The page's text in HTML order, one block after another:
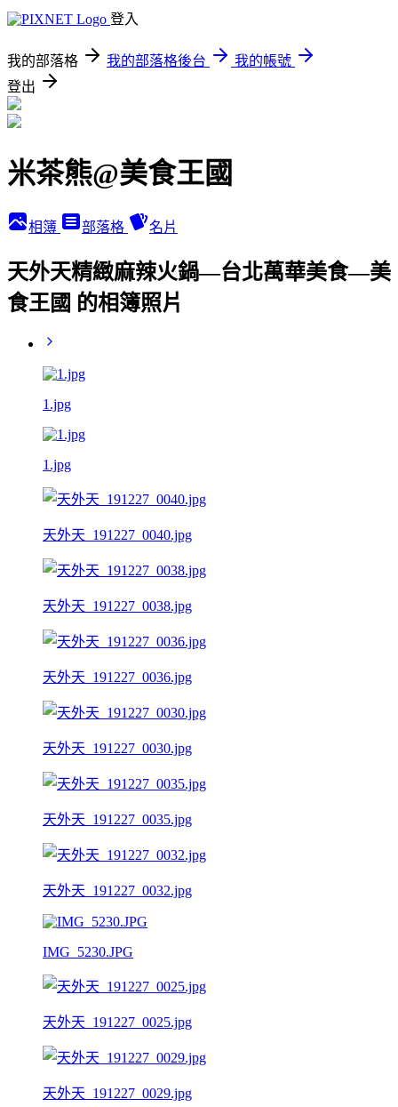
登入
我的部落格 我的部落格後台
我的帳號
登出
米茶熊@美食王國
相簿 部落格 名片
天外天精緻麻辣火鍋—台北萬華美食—美
食王國 的相簿照片
1.jpg
1.jpg
天外天_191227_0040.jpg
天外天_191227_0038.jpg
天外天_191227_0036.jpg
天外天_191227_0030.jpg
天外天_191227_0035.jpg
天外天_191227_0032.jpg
IMG_5230.JPG
天外天_191227_0025.jpg
天外天_191227_0029.jpg